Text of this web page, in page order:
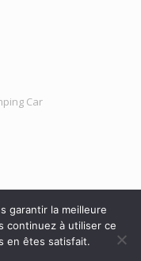
Car
© 2020 | Tous droits
garantir la meilleure
continuez à utiliser ce
en êtes satisfait.